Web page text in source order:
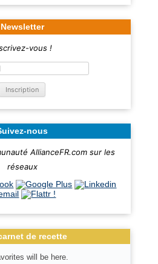
Newsletter
vous !
nous
AllianceFR.com sur les
réseaux
de recette
will be here.